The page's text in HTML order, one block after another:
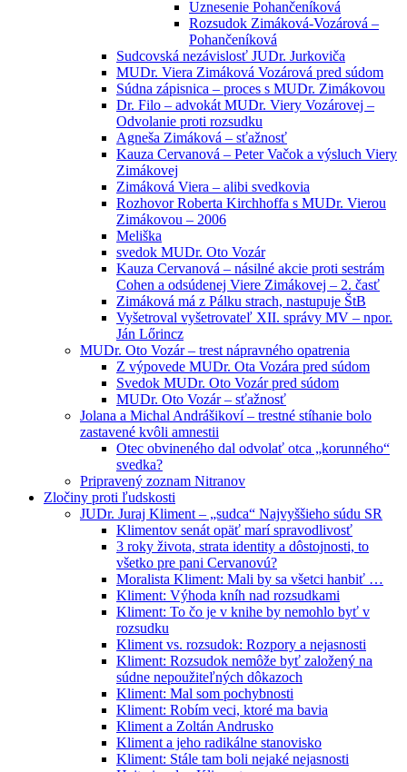
Uznesenie Pohančeníková
Rozsudok Zimáková-Vozárová –
Pohančeníková
Sudcovská nezávislosť JUDr. Jurkoviča
MUDr. Viera Zimáková Vozárová pred súdom
Súdna zápisnica – proces s MUDr. Zimákovou
Dr. Filo – advokát MUDr. Viery Vozárovej –
Odvolanie proti rozsudku
Agneša Zimáková – sťažnosť
Kauza Cervanová – Peter Vačok a výsluch Viery
Zimákovej
Zimáková Viera – alibi svedkovia
Rozhovor Roberta Kirchhoffa s MUDr. Vierou
Zimákovou – 2006
Meliška
svedok MUDr. Oto Vozár
Kauza Cervanová – násilné akcie proti sestrám
Cohen a odsúdenej Viere Zimákovej – 2. časť
Zimáková má z Pálku strach, nastupuje ŠtB
Vyšetroval vyšetrovateľ XII. správy MV – npor.
Ján Lőrincz
MUDr. Oto Vozár – trest nápravného opatrenia
Z výpovede MUDr. Ota Vozára pred súdom
Svedok MUDr. Oto Vozár pred súdom
MUDr. Oto Vozár – sťažnosť
Jolana a Michal Andrášikoví – trestné stíhanie bolo
zastavené kvôli amnestii
Otec obvineného dal odvolať otca „korunného“
svedka?
Pripravený zoznam Nitranov
Zločiny proti ľudskosti
JUDr. Juraj Kliment – „sudca“ Najvyššieho súdu SR
Klimentov senát opäť marí spravodlivosť
3 roky života, strata identity a dôstojnosti, to
všetko pre pani Cervanovú?
Moralista Kliment: Mali by sa všetci hanbiť …
Kliment: Výhoda kníh nad rozsudkami
Kliment: To čo je v knihe by nemohlo byť v
rozsudku
Kliment vs. rozsudok: Rozpory a nejasnosti
Kliment: Rozsudok nemôže byť založený na
súdne nepoužiteľných dôkazoch
Kliment: Mal som pochybnosti
Kliment: Robím veci, ktoré ma bavia
Kliment a Zoltán Andrusko
Kliment a jeho radikálne stanovisko
Kliment: Stále tam boli nejaké nejasnosti